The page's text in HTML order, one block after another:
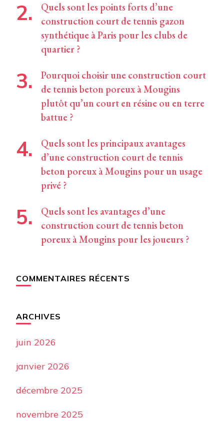
Quels sont les points forts d’une
construction court de tennis gazon
synthétique à Paris pour les clubs de
quartier ?
Pourquoi choisir une construction court
de tennis beton poreux à Mougins
plutôt qu’un court en résine ou en terre
battue ?
Quels sont les principaux avantages
d’une construction court de tennis
beton poreux à Mougins pour un usage
privé ?
Quels sont les avantages d’une
construction court de tennis beton
poreux à Mougins pour les joueurs ?
COMMENTAIRES RÉCENTS
ARCHIVES
juin 2026
janvier 2026
décembre 2025
novembre 2025